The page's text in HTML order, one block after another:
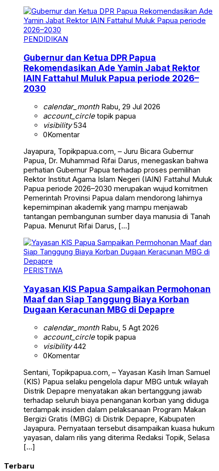
PENDIDIKAN
Gubernur dan Ketua DPR Papua
Rekomendasikan Ade Yamin Jabat Rektor
IAIN Fattahul Muluk Papua periode 2026–
2030
calendar_monthRabu, 29 Jul 2026
account_circletopik papua
visibility534
0Komentar
Jayapura, Topikpapua.com, – Juru Bicara Gubernur
Papua, Dr. Muhammad Rifai Darus, menegaskan bahwa
perhatian Gubernur Papua terhadap proses pemilihan
Rektor Institut Agama Islam Negeri (IAIN) Fattahul Muluk
Papua periode 2026–2030 merupakan wujud komitmen
Pemerintah Provinsi Papua dalam mendorong lahirnya
kepemimpinan akademik yang mampu menjawab
tantangan pembangunan sumber daya manusia di Tanah
Papua. Menurut Rifai Darus, […]
PERISTIWA
Yayasan KIS Papua Sampaikan Permohonan
Maaf dan Siap Tanggung Biaya Korban
Dugaan Keracunan MBG di Depapre
calendar_monthRabu, 5 Agt 2026
account_circletopik papua
visibility442
0Komentar
Sentani, Topikpapua.com, – Yayasan Kasih Iman Samuel
(KIS) Papua selaku pengelola dapur MBG untuk wilayah
Distrik Depapre menyatakan akan bertanggung jawab
terhadap seluruh biaya penanganan korban yang diduga
terdampak insiden dalam pelaksanaan Program Makan
Bergizi Gratis (MBG) di Distrik Depapre, Kabupaten
Jayapura. Pernyataan tersebut disampaikan kuasa hukum
yayasan, dalam rilis yang diterima Redaksi Topik, Selasa
[…]
Terbaru